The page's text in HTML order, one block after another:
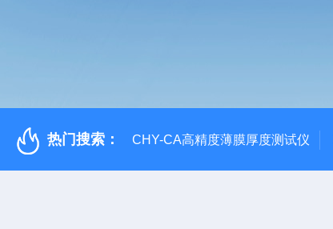
热门搜索： CHY-CA高精度薄膜厚度测试仪